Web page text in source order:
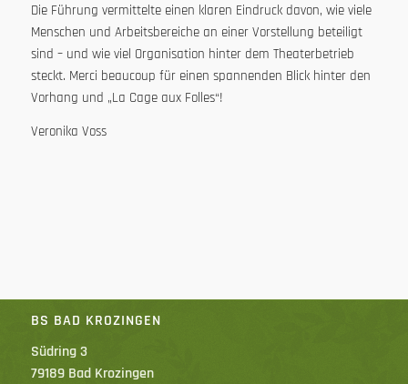
Die Führung vermittelte einen klaren Eindruck davon, wie viele
Menschen und Arbeitsbereiche an einer Vorstellung beteiligt
sind – und wie viel Organisation hinter dem Theaterbetrieb
steckt. Merci beaucoup für einen spannenden Blick hinter den
Vorhang und „La Cage aux Folles“!
Veronika Voss
BS BAD KROZINGEN
Südring 3
79189 Bad Krozingen